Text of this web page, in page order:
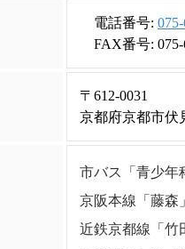
電話番号:
FAX番号: 075-
〒612-0031
京都府京都市伏
市バス「青少年
京阪本線「藤森
近鉄京都線「竹